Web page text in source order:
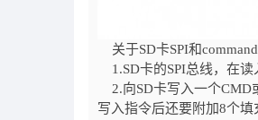
关于SD卡SPI和
1.SD卡的SPI总线，在读
2.向SD卡写入一个CMD
写入指令后还要附加8个